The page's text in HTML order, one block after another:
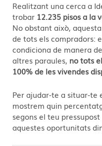
Realitzant una cerca a
trobar 12.235 pisos a la
No obstant això,
de tots els compradors:
condiciona de manera
altres paraules, no tots
100% de les vivendes
Per ajudar-te a situar-te
mostrem quin
segons el teu
aquestes oportunitats